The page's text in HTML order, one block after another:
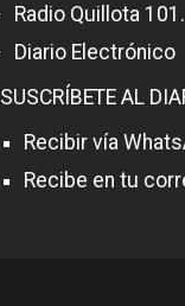
Radio Quillota
Diario Electrónico
SUSCRÍBETE AL
Recibir vía
Recibe en tu